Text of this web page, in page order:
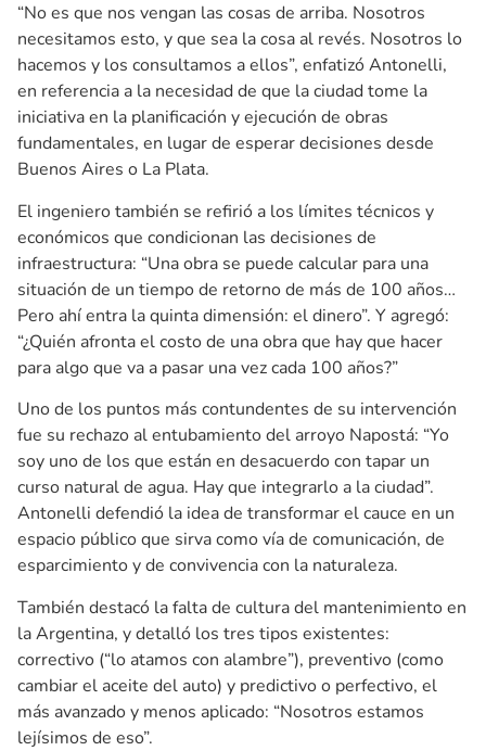
“No es que nos vengan las cosas de arriba. Nosotros
necesitamos esto, y que sea la cosa al revés. Nosotros lo
hacemos y los consultamos a ellos”, enfatizó Antonelli,
en referencia a la necesidad de que la ciudad tome la
iniciativa en la planificación y ejecución de obras
fundamentales, en lugar de esperar decisiones desde
Buenos Aires o La Plata.
El ingeniero también se refirió a los límites técnicos y
económicos que condicionan las decisiones de
infraestructura: “Una obra se puede calcular para una
situación de un tiempo de retorno de más de 100 años…
Pero ahí entra la quinta dimensión: el dinero”. Y agregó:
“¿Quién afronta el costo de una obra que hay que hacer
para algo que va a pasar una vez cada 100 años?”
Uno de los puntos más contundentes de su intervención
fue su rechazo al entubamiento del arroyo Napostá: “Yo
soy uno de los que están en desacuerdo con tapar un
curso natural de agua. Hay que integrarlo a la ciudad”.
Antonelli defendió la idea de transformar el cauce en un
espacio público que sirva como vía de comunicación, de
esparcimiento y de convivencia con la naturaleza.
También destacó la falta de cultura del mantenimiento en
la Argentina, y detalló los tres tipos existentes:
correctivo (“lo atamos con alambre”), preventivo (como
cambiar el aceite del auto) y predictivo o perfectivo, el
más avanzado y menos aplicado: “Nosotros estamos
lejísimos de eso”.